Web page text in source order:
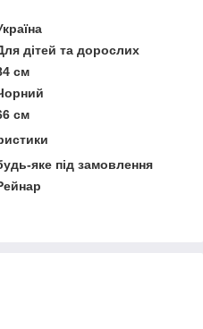
дітей та дорослих
см
см
яке під замовлення